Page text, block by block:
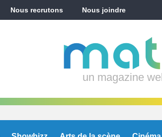
Nous recrutons Nous joindre
un magazine